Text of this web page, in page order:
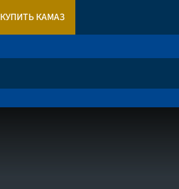
КУПИТЬ КАМАЗ